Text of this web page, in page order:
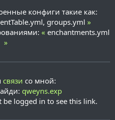
конфиги такие как:
groups.yml »
« enchantments.yml
»
связи со мной:
qweyns.exp
be logged in to see this link.